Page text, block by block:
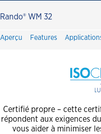
Rando® WM 32
Aperçu Features
Certifié propre – cette
répondent aux exigences
vous aider à minimiser